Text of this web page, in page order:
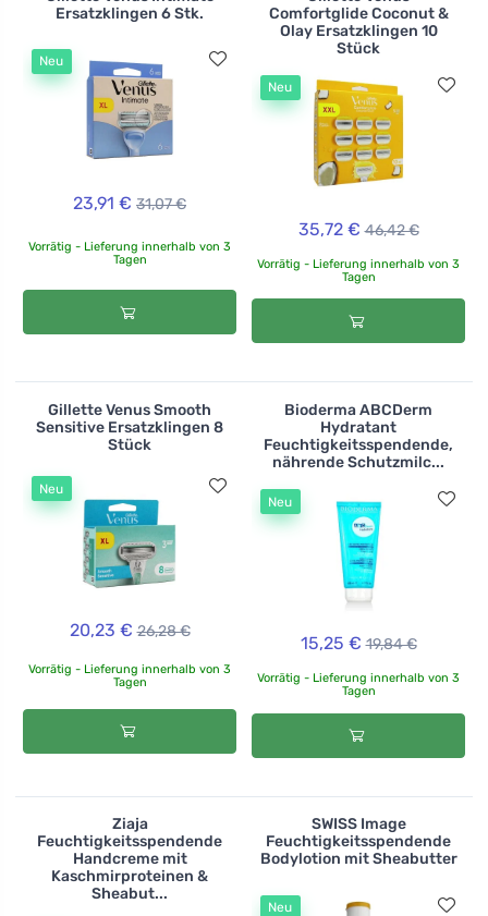
Ersatzklingen 6 Stk.
Neu
23,91 € 31,07 €
Vorrätig - Lieferung innerhalb von 3
Tagen
Comfortglide Coconut &
Olay Ersatzklingen 10
Stück
Neu
35,72 € 46,42 €
Vorrätig - Lieferung innerhalb von 3
Tagen
Gillette Venus Smooth
Sensitive Ersatzklingen 8
Stück
Neu
20,23 € 26,28 €
Vorrätig - Lieferung innerhalb von 3
Tagen
Bioderma ABCDerm
Hydratant
Feuchtigkeitsspendende,
nährende Schutzmilc...
Neu
15,25 € 19,84 €
Vorrätig - Lieferung innerhalb von 3
Tagen
Ziaja
Feuchtigkeitsspendende
Handcreme mit
Kaschmirproteinen &
Sheabut...
SWISS Image
Feuchtigkeitsspendende
Bodylotion mit Sheabutter
Neu